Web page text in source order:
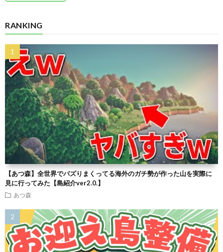
RANKING
【あつ森】全世界でバズりまくってる海外のガチ勢が作った山を実際に
見に行ってみた【島紹介ver2.0.】
あつ森